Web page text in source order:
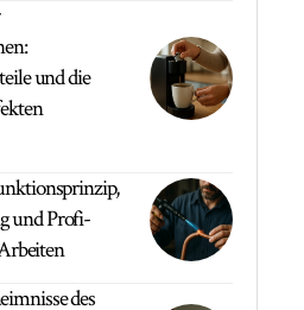
und die
und Profi-
des